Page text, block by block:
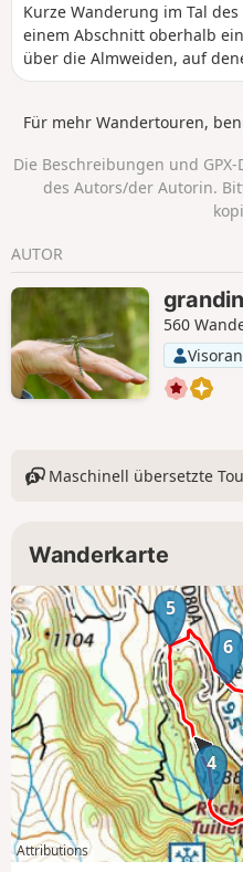
Kurze Wanderung im Tal
einem Abschnitt oberhalb
über die Almweiden, auf
Für mehr Wandertouren,
Die Beschreibungen und
des Autors/der Autorin.
AUTOR
grandin
560
Maschinell übersetzte
Wanderkarte
4
5
6
Attributions